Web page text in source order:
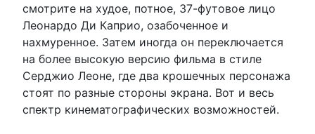
смотрите на худое, потное, 37-футовое лицо
Леонардо Ди Каприо, озабоченное и
нахмуренное. Затем иногда он переключается
на более высокую версию фильма в стиле
Серджио Леоне, где два крошечных персонажа
стоят по разные стороны экрана. Вот и весь
спектр кинематографических возможностей.